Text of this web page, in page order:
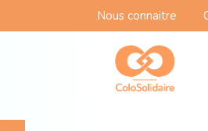
Nous connaitre